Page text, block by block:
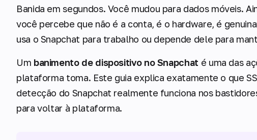
Banida em segundos. Você mudou para dados móveis.
você percebe que não é a conta, é o hardware, é
usa o Snapchat para trabalho ou depende dele para
Um banimento de dispositivo no Snapchat é uma das
plataforma toma. Este guia explica exatamente o que
detecção do Snapchat realmente funciona nos
para voltar à plataforma.